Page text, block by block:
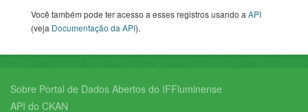
Você também pode ter acesso a esses registros usando aAPI
(veja Documentação da API).
Sobre Portal de Dados Abertos do IFFluminense
API do CKAN